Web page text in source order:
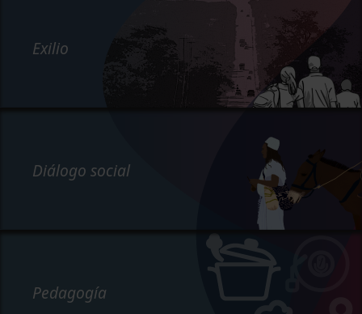
Exilio
Diálogo social
Pedagogía